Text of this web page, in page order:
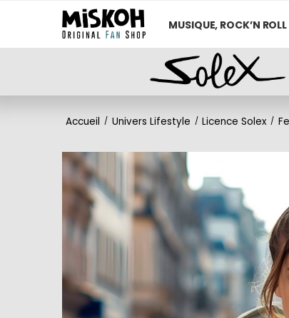
MUSIQUE, ROCK’N ROLL
Accueil / Univers Lifestyle / Licence Solex /